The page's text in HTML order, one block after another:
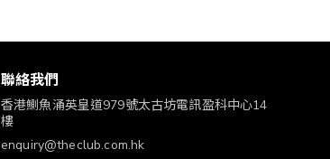
聯絡我們
香港鰂魚涌英皇道979號太古坊電訊盈科中心14
樓
enquiry@theclub.com.hk